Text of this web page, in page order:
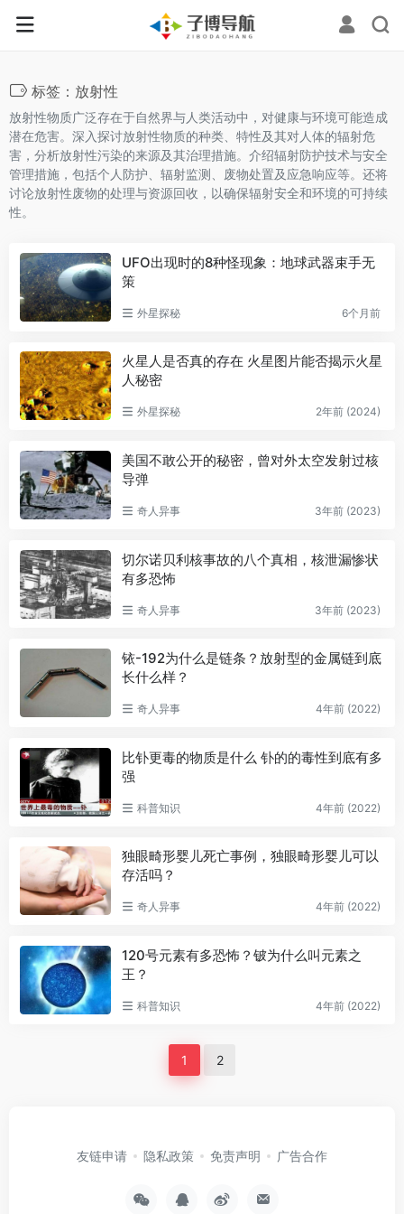
标签：放射性
放射性物质广泛存在于自然界与人类活动中，对健康与环境可能造成
潜在危害。深入探讨放射性物质的种类、特性及其对人体的辐射危
害，分析放射性污染的来源及其治理措施。介绍辐射防护技术与安全
管理措施，包括个人防护、辐射监测、废物处置及应急响应等。还将
讨论放射性废物的处理与资源回收，以确保辐射安全和环境的可持续
性。
UFO出现时的8种怪现象：地球武器束手无
策
外星探秘 6个月前
火星人是否真的存在 火星图片能否揭示火星
人秘密
外星探秘 2年前 (2024)
美国不敢公开的秘密，曾对外太空发射过核
导弹
奇人异事 3年前 (2023)
切尔诺贝利核事故的八个真相，核泄漏惨状
有多恐怖
奇人异事 3年前 (2023)
铱-192为什么是链条？放射型的金属链到底
长什么样？
奇人异事 4年前 (2022)
比钋更毒的物质是什么 钋的的毒性到底有多
强
科普知识 4年前 (2022)
独眼畸形婴儿死亡事例，独眼畸形婴儿可以
存活吗？
奇人异事 4年前 (2022)
120号元素有多恐怖？铍为什么叫元素之
王？
科普知识 4年前 (2022)
1 2
友链申请 隐私政策 免责声明 广告合作